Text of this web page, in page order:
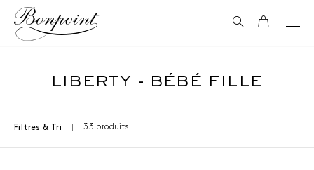
Aller directement au contenu
Recherche
Panier
LIBERTY - BÉBÉ FILLE
Filtres & Tri 33 produits